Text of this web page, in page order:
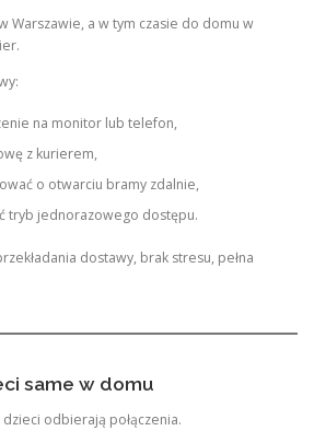
Warszawie, a w tym czasie do domu w
na monitor lub telefon,
z kurierem,
o otwarciu bramy zdalnie,
tryb jednorazowego dostępu.
dostawy, brak stresu, pełna
same w domu
odbierają połączenia.